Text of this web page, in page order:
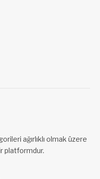
ağırlıklı olmak üzere
platformdur.